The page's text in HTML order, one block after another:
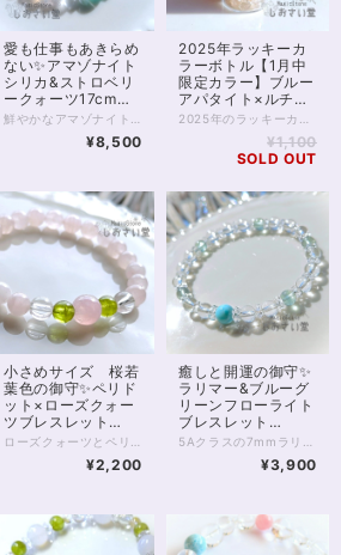
愛も仕事もあきらめ
ない✨アマゾナイト
シリカ&ストロベリ
ークォーツ17cmブ
レスレット
¥8,500
2025年ラッキーカ
ラーボトル【1月中
限定カラー】ブルー
アパタイト×ルチル
クォーツさざれ石
¥1,100
SOLD OUT
小さめサイズ 桜若
葉色の御守✨ペリド
ット×ローズクォー
ツブレスレット
13cm
¥2,200
癒しと開運の御守✨
ラリマー&ブルーグ
リーンフローライト
ブレスレット
16.5cm
¥3,900